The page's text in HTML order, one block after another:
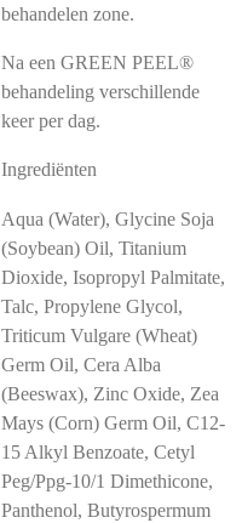
behandelen zone.
Na een GREEN PEEL®
behandeling verschillende
keer per dag.
Ingrediënten
Aqua (Water), Glycine Soja
(Soybean) Oil, Titanium
Dioxide, Isopropyl Palmitate,
Talc, Propylene Glycol,
Triticum Vulgare (Wheat)
Germ Oil, Cera Alba
(Beeswax), Zinc Oxide, Zea
Mays (Corn) Germ Oil, C12-
15 Alkyl Benzoate, Cetyl
Peg/Ppg-10/1 Dimethicone,
Panthenol, Butyrospermum